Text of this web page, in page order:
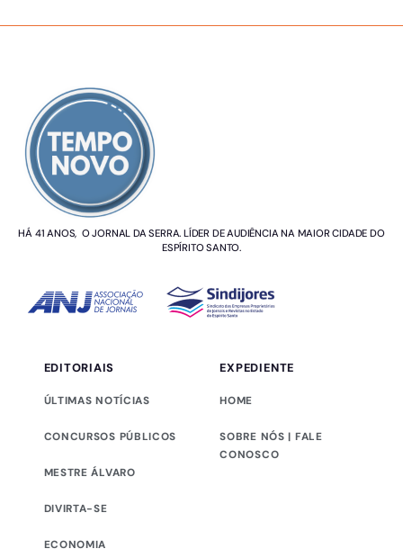
HÁ 41 ANOS, O JORNAL DA SERRA. LÍDER DE AUDIÊNCIA NA MAIOR CIDADE DO
ESPÍRITO SANTO.
EDITORIAIS
ÚLTIMAS NOTÍCIAS
CONCURSOS PÚBLICOS
MESTRE ÁLVARO
DIVIRTA-SE
ECONOMIA
EXPEDIENTE
HOME
SOBRE NÓS | FALE
CONOSCO